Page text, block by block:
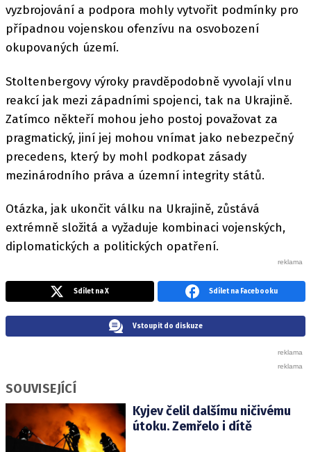
vyzbrojování a podpora mohly vytvořit podmínky pro
případnou vojenskou ofenzívu na osvobození
okupovaných území.
Stoltenbergovy výroky pravděpodobně vyvolají vlnu
reakcí jak mezi západními spojenci, tak na Ukrajině.
Zatímco někteří mohou jeho postoj považovat za
pragmatický, jiní jej mohou vnímat jako nebezpečný
precedens, který by mohl podkopat zásady
mezinárodního práva a územní integrity států.
Otázka, jak ukončit válku na Ukrajině, zůstává
extrémně složitá a vyžaduje kombinaci vojenských,
diplomatických a politických opatření.
Sdílet na X Sdílet na Facebooku
Vstoupit do diskuze
SOUVISEJÍCÍ
Kyjev čelil dalšímu ničivému
útoku. Zemřelo i dítě